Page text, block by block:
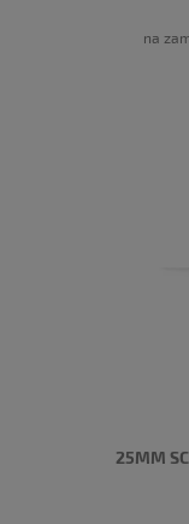
na
25MM